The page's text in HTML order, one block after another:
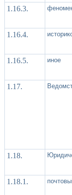
1.16.3.
1.16.4.
1.16.5. иное
1.17.
1.18.
1.18.1.